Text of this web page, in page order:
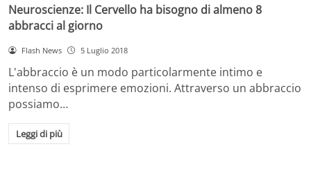
Neuroscienze: Il Cervello ha bisogno di almeno 8
abbracci al giorno
Flash News 5 Luglio 2018
L'abbraccio è un modo particolarmente intimo e
intenso di esprimere emozioni. Attraverso un abbraccio
possiamo…
Leggi di più